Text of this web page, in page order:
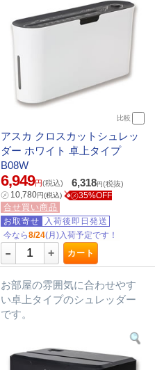
比較
アスカ クロスカットシュレッ
ダー ホワイト 卓上タイプ
B08W
6,949円(税込) 6,318円(税抜)
㋱ 10,780円(税込) ㋱35%OFF
合せ買い商品
お取寄せ
入荷後即日発送
今なら8/24(月)入荷予定です！
- + カート
お部屋の雰囲気に合わせやす
い卓上タイプのシュレッダー
です。